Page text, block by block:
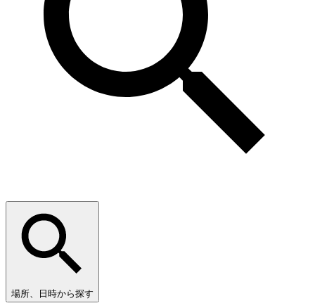
場所、日時から探す